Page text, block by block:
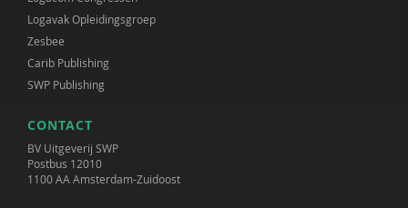
Logavak Opleidingsgroep
Zesbee
Carib Publishing
SWP Publishing
CONTACT
BV Uitgeverij SWP
Postbus 12010
1100 AA Amsterdam-Zuidoost